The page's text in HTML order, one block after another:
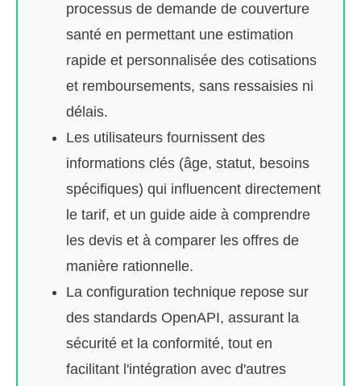
processus de demande de couverture
santé en permettant une estimation
rapide et personnalisée des cotisations
et remboursements, sans ressaisies ni
délais.
Les utilisateurs fournissent des
informations clés (âge, statut, besoins
spécifiques) qui influencent directement
le tarif, et un guide aide à comprendre
les devis et à comparer les offres de
manière rationnelle.
La configuration technique repose sur
des standards OpenAPI, assurant la
sécurité et la conformité, tout en
facilitant l'intégration avec d'autres